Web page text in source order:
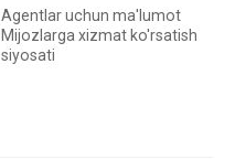
Agentlar uchun ma'lumot
Mijozlarga xizmat ko'rsatish
siyosati